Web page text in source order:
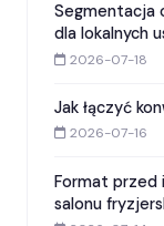
Segmentacja
dla lokalnych
2026-07-18
Jak łączyć
2026-07-16
Format przed
salonu